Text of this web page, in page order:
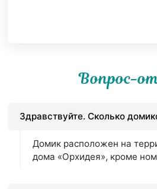
Вопрос-
Здравствуйте. Сколько
Домик расположен на
дома «Орхидея», кроме